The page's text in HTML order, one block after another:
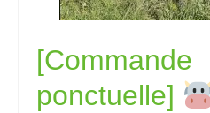
[Commande
ponctuelle]